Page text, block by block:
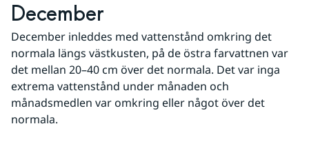
December
December inleddes med vattenstånd omkring det
normala längs västkusten, på de östra farvattnen var
det mellan 20–40 cm över det normala. Det var inga
extrema vattenstånd under månaden och
månadsmedlen var omkring eller något över det
normala.